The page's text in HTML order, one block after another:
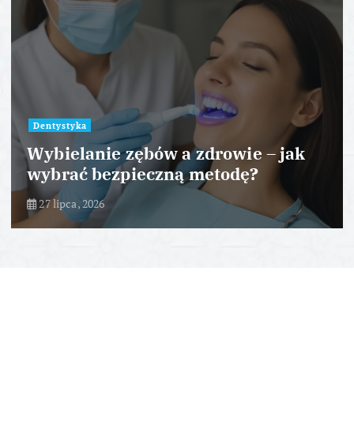
Dentystyka
Wybielanie zębów a zdrowie – jak
wybrać bezpieczną metodę?
27 lipca, 2026